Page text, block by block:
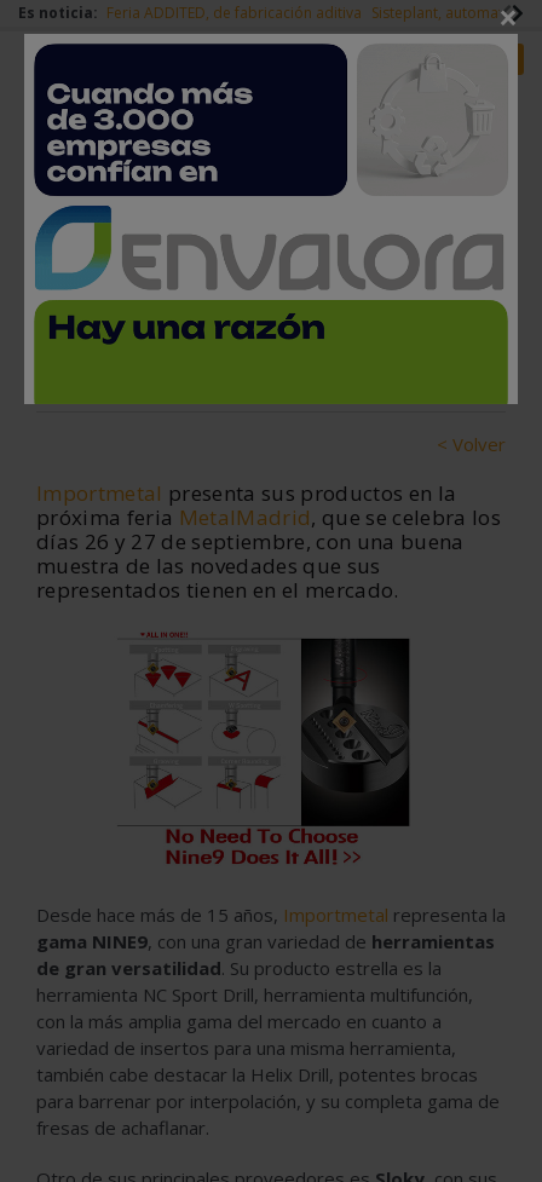
Es noticia: Feria ADDITED, de fabricación aditiva Sisteplant,
Redes Sociales Login empresas
Importmetal participa en
MetalMadrid 2018
< Volver
Importmetal presenta sus productos en la
próxima feria MetalMadrid, que se celebra los
días 26 y 27 de septiembre, con una buena
muestra de las novedades que sus
representados tienen en el mercado.
Desde hace más de 15 años, Importmetal representa la
gama NINE9, con una gran variedad de herramientas
de gran versatilidad. Su producto estrella es la
herramienta NC Sport Drill, herramienta multifunción,
con la más amplia gama del mercado en cuanto a
variedad de insertos para una misma herramienta,
también cabe destacar la Helix Drill, potentes brocas
para barrenar por interpolación, y su completa gama de
fresas de achaflanar.
×